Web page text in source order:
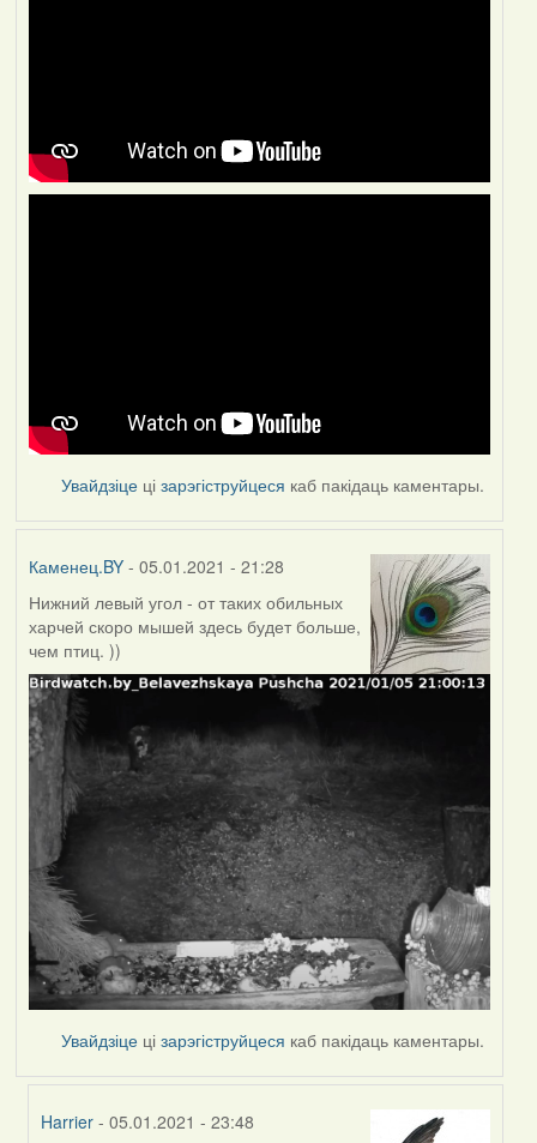
Увайдзіце цізарэгіструйцеся каб пакідаць каментары.
Каменец.BY- 05.01.2021 - 21:28
Нижний левый угол - от таких обильных
харчей скоро мышей здесь будет больше,
чем птиц. ))
Увайдзіце цізарэгіструйцеся каб пакідаць каментары.
Harrier - 05.01.2021 - 23:48